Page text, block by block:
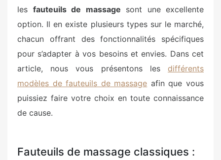
les fauteuils de massage sont une excellente
option. Il en existe plusieurs types sur le marché,
chacun offrant des fonctionnalités spécifiques
pour s’adapter à vos besoins et envies. Dans cet
article, nous vous présentons les différents
modèles de fauteuils de massage afin que vous
puissiez faire votre choix en toute connaissance
de cause.
Fauteuils de massage classiques :